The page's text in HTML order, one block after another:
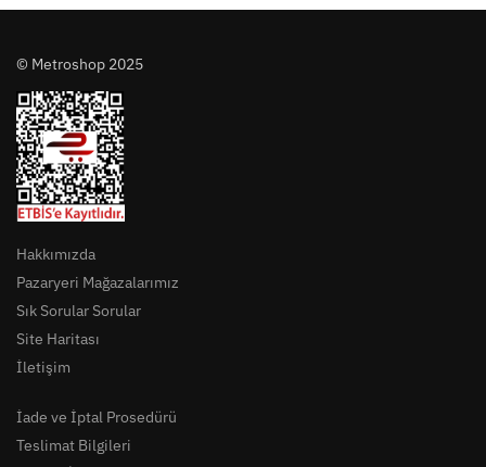
© Metroshop 2025
Hakkımızda
Pazaryeri Mağazalarımız
Sık Sorular Sorular
Site Haritası
İletişim
İade ve İptal Prosedürü
Teslimat Bilgileri